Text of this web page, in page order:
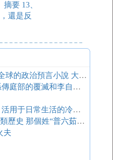
摘要 13、
還是反
王力雄著作《黃禍》震撼全球的政治預言小說 大陸內戰爆發
明末農民戰爭史 第十章 孫傳庭部的覆滅和李自成西安建國
冷讀術 part4 視情況使用！活用于日常生活的冷讀術
帝國的正午-隋唐五代的另類歷史 那個姓“普六茹”的漢人
夫